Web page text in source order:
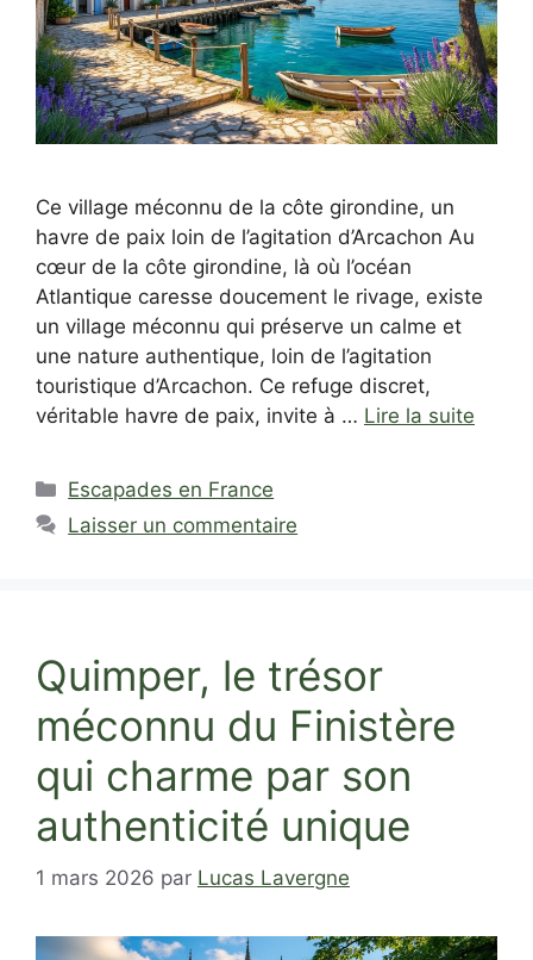
Ce village méconnu de la côte girondine, un
havre de paix loin de l’agitation d’Arcachon Au
cœur de la côte girondine, là où l’océan
Atlantique caresse doucement le rivage, existe
un village méconnu qui préserve un calme et
une nature authentique, loin de l’agitation
touristique d’Arcachon. Ce refuge discret,
véritable havre de paix, invite à … Lire la suite
Catégories
Escapades en France
Laisser un commentaire
Quimper, le trésor
méconnu du Finistère
qui charme par son
authenticité unique
1 mars 2026 par Lucas Lavergne